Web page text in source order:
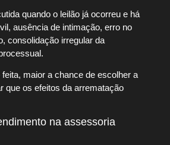
quando o leilão já ocorreu e há
ausência de intimação, erro no
consolidação irregular da
maior a chance de escolher a
que os efeitos da arrematação
na assessoria